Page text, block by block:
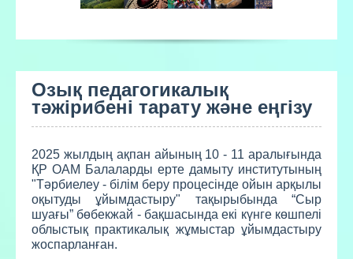
Озық педагогикалық
тәжірибені тарату және еңгізу
2025 жылдың ақпан айының 10 - 11 аралығында
ҚР ОАМ Балаларды ерте дамыту институтының
"Тәрбиелеу - білім беру процесінде ойын арқылы
оқытуды ұйымдастыру" тақырыбында “Сыр
шуағы” бөбекжай - бақшасында екі күнге көшпелі
облыстық практикалық жұмыстар ұйымдастыру
жоспарланған.